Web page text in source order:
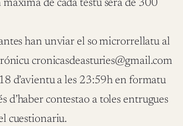
máxima de cada testu será de 300
han unviar el so microrrellatu al
cronicasdeasturies@gmail.com
d’avientu a les 23:59h en formatu
d’haber contestao a toles entrugues
cuestionariu.